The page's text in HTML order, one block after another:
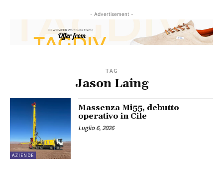
- Advertisement -
TAG
Jason Laing
AZIENDE
Massenza Mi55, debutto
operativo in Cile
Luglio 6, 2026